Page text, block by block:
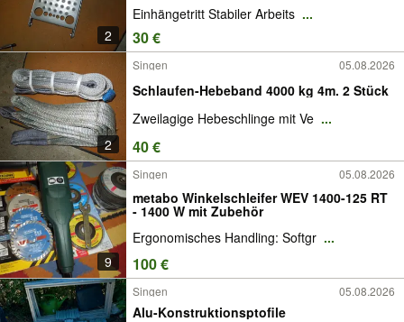
2
Einhängetritt Stabiler Arbeits ...
30 €
2
Singen 05.08.2026
Schlaufen-Hebeband 4000 kg 4m. 2 Stück
Zweilagige Hebeschlinge mit Ve ...
40 €
9
Singen 05.08.2026
metabo Winkelschleifer WEV 1400-125 RT
- 1400 W mit Zubehör
Ergonomisches Handling: Softgr ...
100 €
Singen 05.08.2026
Alu-Konstruktionsptofile